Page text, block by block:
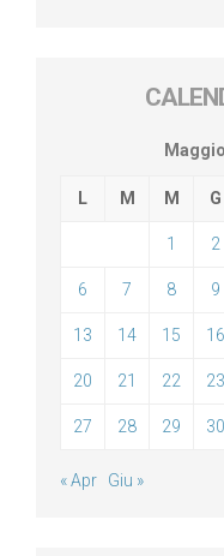
L M M G
1 2
6 7 8 9
13 14 15 16
20 21 22 23
27 28 29 30
« Apr Giu »